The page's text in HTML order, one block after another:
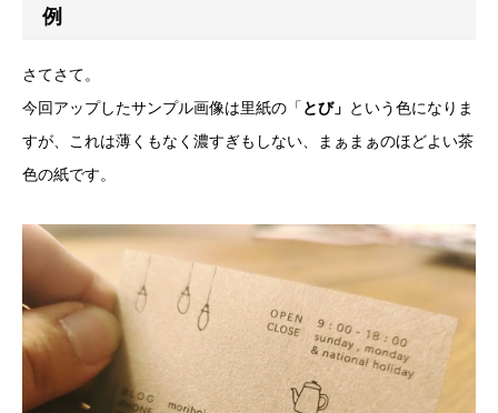
例
さてさて。
今回アップしたサンプル画像は里紙の「とび」 という色になりま
すが、これは薄くもなく濃すぎもしない、まぁまぁのほどよい茶
色の紙です。